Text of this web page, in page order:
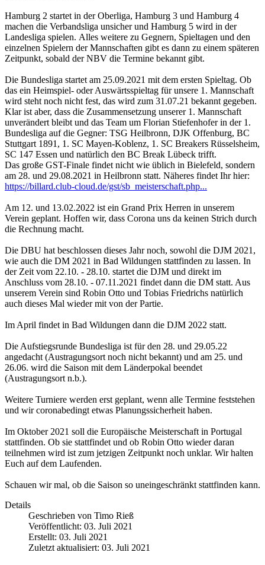
Hamburg 2 startet in der Oberliga, Hamburg 3 und Hamburg 4
machen die Verbandsliga unsicher und Hamburg 5 wird in der
Landesliga spielen. Alles weitere zu Gegnern, Spieltagen und den
einzelnen Spielern der Mannschaften gibt es dann zu einem späteren
Zeitpunkt, sobald der NBV die Termine bekannt gibt.
Die Bundesliga startet am 25.09.2021 mit dem ersten Spieltag. Ob
das ein Heimspiel- oder Auswärtsspieltag für unsere 1. Mannschaft
wird steht noch nicht fest, das wird zum 31.07.21 bekannt gegeben.
Klar ist aber, dass die Zusammensetzung unserer 1. Mannschaft
unverändert bleibt und das Team um Florian Stiefenhofer in der 1.
Bundesliga auf die Gegner: TSG Heilbronn, DJK Offenburg, BC
Stuttgart 1891, 1. SC Mayen-Koblenz, 1. SC Breakers Rüsselsheim,
SC 147 Essen und natürlich den BC Break Lübeck trifft.
Das große GST-Finale findet nicht wie üblich in Bielefeld, sondern
am 28. und 29.08.2021 in Heilbronn statt. Näheres findet Ihr hier:
https://billard.club-cloud.de/gst/sb_meisterschaft.php...
Am 12. und 13.02.2022 ist ein Grand Prix Herren in unserem
Verein geplant. Hoffen wir, dass Corona uns da keinen Strich durch
die Rechnung macht.
Die DBU hat beschlossen dieses Jahr noch, sowohl die DJM 2021,
wie auch die DM 2021 in Bad Wildungen stattfinden zu lassen. In
der Zeit vom 22.10. - 28.10. startet die DJM und direkt im
Anschluss vom 28.10. - 07.11.2021 findet dann die DM statt. Aus
unserem Verein sind Robin Otto und Tobias Friedrichs natürlich
auch dieses Mal wieder mit von der Partie.
Im April findet in Bad Wildungen dann die DJM 2022 statt.
Die Aufstiegsrunde Bundesliga ist für den 28. und 29.05.22
angedacht (Austragungsort noch nicht bekannt) und am 25. und
26.06. wird die Saison mit dem Länderpokal beendet
(Austragungsort n.b.).
Weitere Turniere werden erst geplant, wenn alle Termine feststehen
und wir coronabedingt etwas Planungssicherheit haben.
Im Oktober 2021 soll die Europäische Meisterschaft in Portugal
stattfinden. Ob sie stattfindet und ob Robin Otto wieder daran
teilnehmen wird ist zum jetzigen Zeitpunkt noch unklar. Wir halten
Euch auf dem Laufenden.
Schauen wir mal, ob die Saison so uneingeschränkt stattfinden kann.
Details
Geschrieben von Timo Rieß
Veröffentlicht: 03. Juli 2021
Erstellt: 03. Juli 2021
Zuletzt aktualisiert: 03. Juli 2021